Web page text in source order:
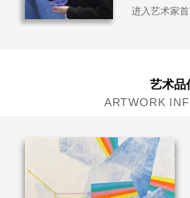
进入艺术家
艺术品
ARTWORK